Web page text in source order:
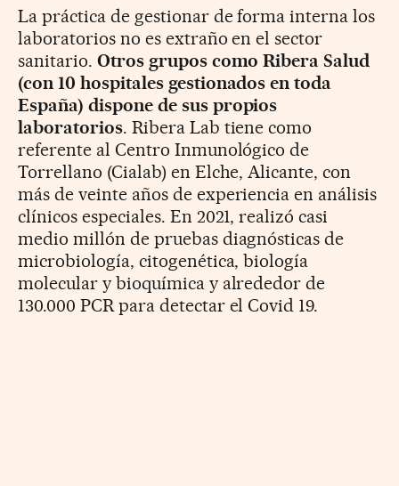
La práctica de gestionar de forma interna los
laboratorios no es extraño en el sector
sanitario. Otros grupos como Ribera Salud
(con 10 hospitales gestionados en toda
España) dispone de sus propios
laboratorios. Ribera Lab tiene como
referente al Centro Inmunológico de
Torrellano (Cialab) en Elche, Alicante, con
más de veinte años de experiencia en análisis
clínicos especiales. En 2021, realizó casi
medio millón de pruebas diagnósticas de
microbiología, citogenética, biología
molecular y bioquímica y alrededor de
130.000 PCR para detectar el Covid 19.